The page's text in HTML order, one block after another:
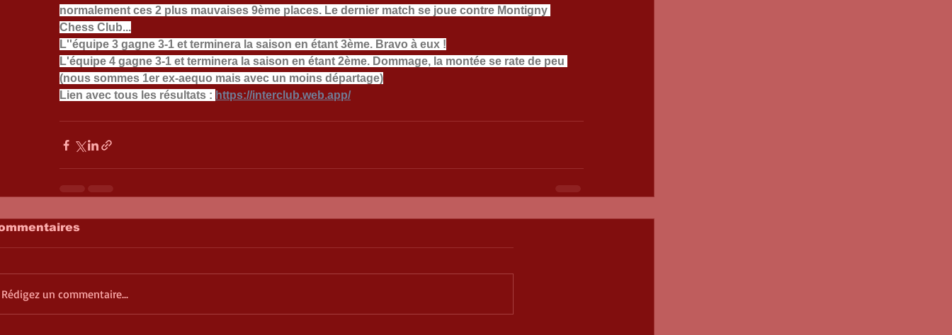
normalement ces 2 plus mauvaises 9ème places. Le dernier match se joue contre Montigny
Chess Club...
L''équipe 3 gagne 3-1 et terminera la saison en étant 3ème. Bravo à eux !
L'équipe 4 gagne 3-1 et terminera la saison en étant 2ème. Dommage, la montée se rate de peu
(nous sommes 1er ex-aequo mais avec un moins départage)
Lien avec tous les résultats : https://interclub.web.app/
Rédigez un commentaire...